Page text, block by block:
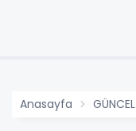
Anasayfa GÜNCEL